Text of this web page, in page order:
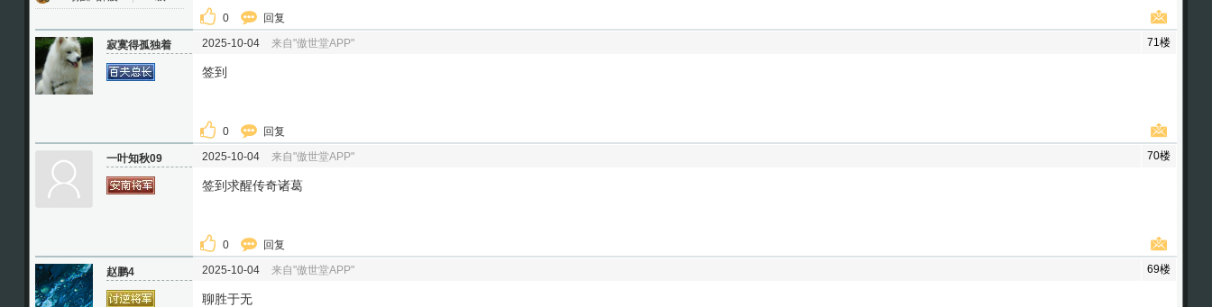
0 回复
寂寞得孤独着 71楼
2025-10-04 来自"傲世堂APP"
签到
0 回复
一叶知秋09 70楼
2025-10-04 来自"傲世堂APP"
签到求醒传奇诸葛
0 回复
赵鹏4 69楼
2025-10-04 来自"傲世堂APP"
聊胜于无